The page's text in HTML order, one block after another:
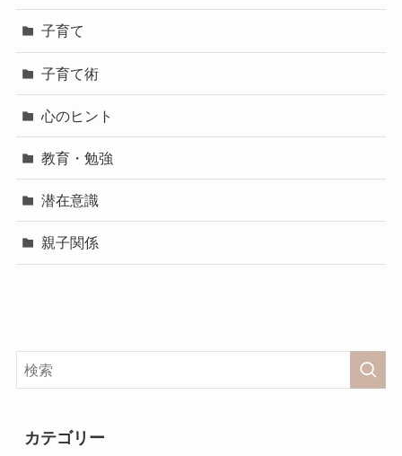
子育て
子育て術
心のヒント
教育・勉強
潜在意識
親子関係
カテゴリー